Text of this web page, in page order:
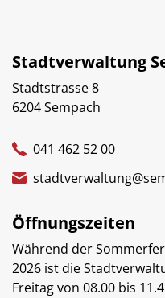
Stadtverwaltung
Stadtstrasse 8
6204 Sempach
041 462 52 00
Öffnungszeiten
Während der
2026 ist die
Freitag von 08.00 bis